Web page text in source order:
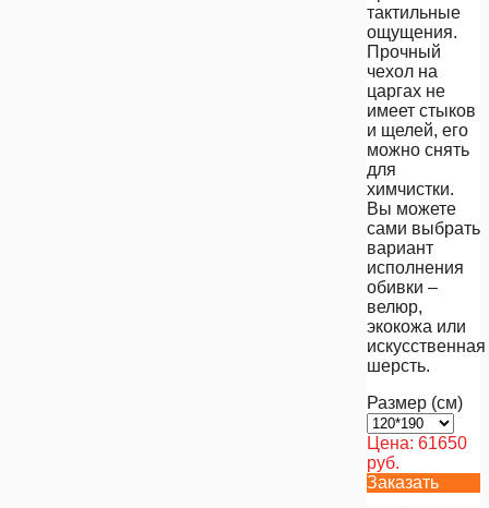
тактильные
ощущения.
Прочный
чехол на
царгах не
имеет стыков
и щелей, его
можно снять
для
химчистки.
Вы можете
сами выбрать
вариант
исполнения
обивки –
велюр,
экокожа или
искусственная
шерсть.
Размер (см)
Цена: 61650
руб.
Заказать